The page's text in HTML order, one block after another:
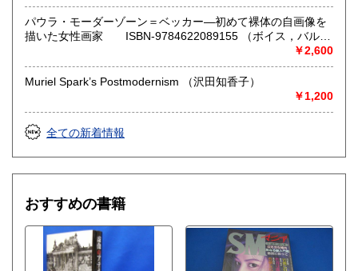
パウラ・モーダーゾーン＝ベッカー―初めて裸体の自画像を
描いた女性画家 ISBN-9784622089155 （ボイス，バルバ
￥2,600
Muriel Spark’s Postmodernism （沢田知香子）
￥1,200
全ての新着情報
おすすめの書籍